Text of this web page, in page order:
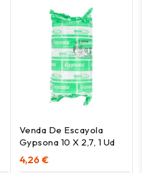
Venda De Escayola
Gypsona 10 X 2,7, 1 Ud
4,26 €